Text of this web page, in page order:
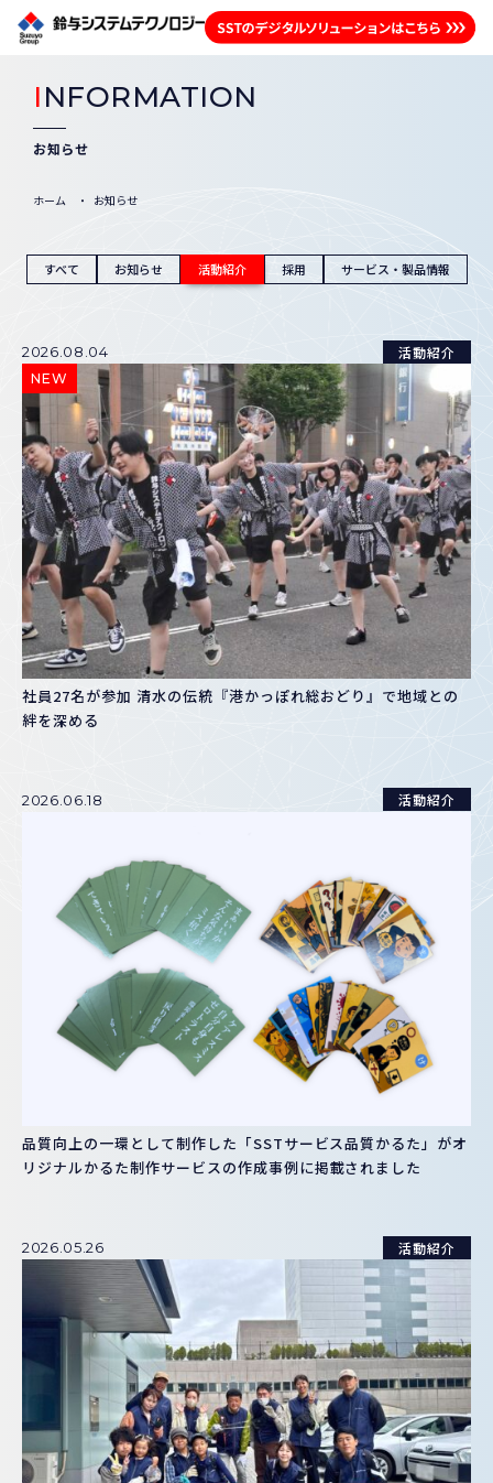
INFORMATION
お知らせ
ホーム お知らせ
すべて お知らせ 活動紹介 採用 サービス・製品情報
2026.08.04 活動紹介
NEW
社員27名が参加 清水の伝統『港かっぽれ総おどり』で地域との
絆を深める
2026.06.18 活動紹介
品質向上の一環として制作した「SSTサービス品質かるた」がオ
リジナルかるた制作サービスの作成事例に掲載されました
2026.05.26 活動紹介